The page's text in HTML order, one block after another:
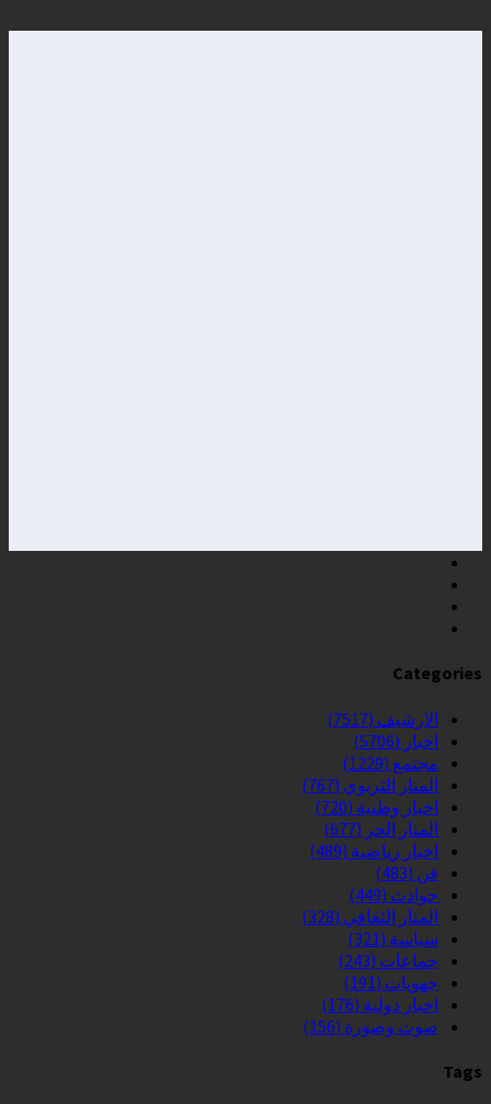
Categories
الارشيف (7517)
اخبار (5706)
مجتمع (1229)
المنار التربوي (767)
اخبار وطنية (720)
المنار الحر (677)
اخبار رياضية (489)
فن (483)
حوادث (449)
المنار الثقافي (328)
سياسة (321)
جماعات (243)
جهويات (191)
اخبار دولية (176)
صوت وصورة (156)
Tags